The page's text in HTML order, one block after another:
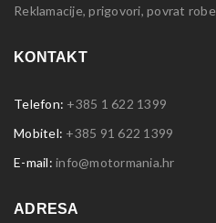
Reklamacije, prigovori, povrat robe
KONTAKT
Telefon: +385 1 622 1399
Mobitel: +385 91 622 1399
E-mail: info@motormania.hr
ADRESA